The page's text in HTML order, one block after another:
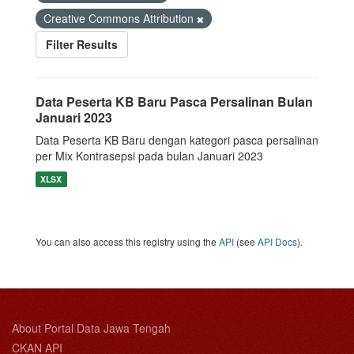
Creative Commons Attribution
Filter Results
Data Peserta KB Baru Pasca Persalinan Bulan
Januari 2023
Data Peserta KB Baru dengan kategori pasca persalinan
per Mix Kontrasepsi pada bulan Januari 2023
XLSX
You can also access this registry using the API (see API Docs).
About Portal Data Jawa Tengah
CKAN API